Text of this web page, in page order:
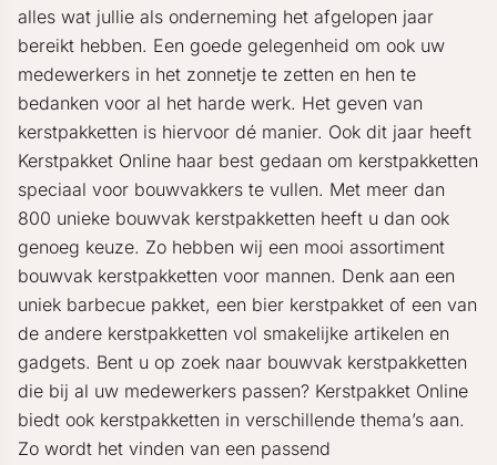
alles wat jullie als onderneming het afgelopen jaar
bereikt hebben. Een goede gelegenheid om ook uw
medewerkers in het zonnetje te zetten en hen te
bedanken voor al het harde werk. Het geven van
kerstpakketten is hiervoor dé manier. Ook dit jaar heeft
Kerstpakket Online haar best gedaan om kerstpakketten
speciaal voor bouwvakkers te vullen. Met meer dan
800 unieke bouwvak kerstpakketten heeft u dan ook
genoeg keuze. Zo hebben wij een mooi assortiment
bouwvak kerstpakketten voor mannen. Denk aan een
uniek barbecue pakket, een bier kerstpakket of een van
de andere kerstpakketten vol smakelijke artikelen en
gadgets. Bent u op zoek naar bouwvak kerstpakketten
die bij al uw medewerkers passen? Kerstpakket Online
biedt ook kerstpakketten in verschillende thema’s aan.
Zo wordt het vinden van een passend